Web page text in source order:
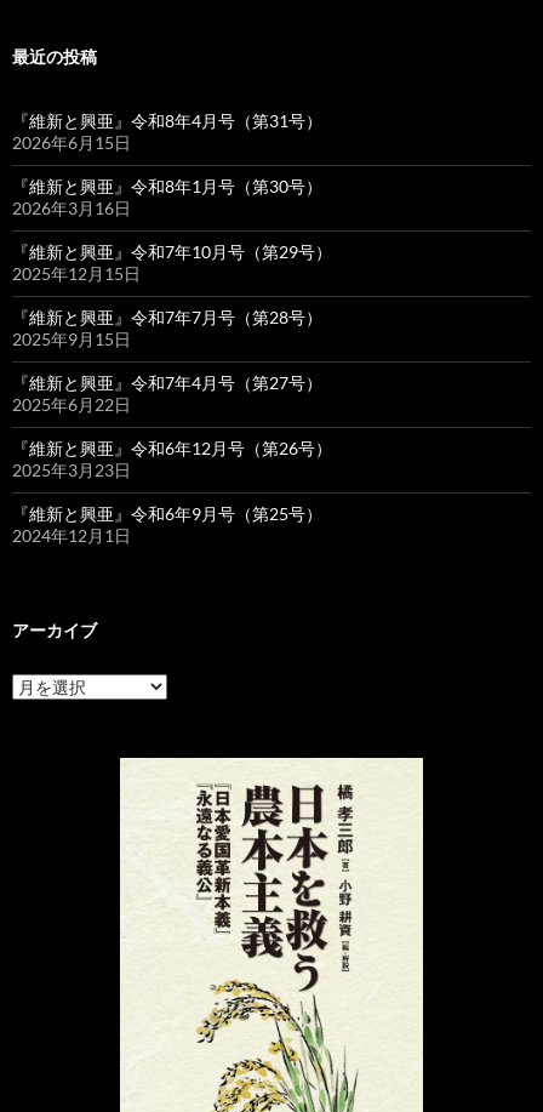
最近の投稿
『維新と興亜』令和8年4月号（第31号）
2026年6月15日
『維新と興亜』令和8年1月号（第30号）
2026年3月16日
『維新と興亜』令和7年10月号（第29号）
2025年12月15日
『維新と興亜』令和7年7月号（第28号）
2025年9月15日
『維新と興亜』令和7年4月号（第27号）
2025年6月22日
『維新と興亜』令和6年12月号（第26号）
2025年3月23日
『維新と興亜』令和6年9月号（第25号）
2024年12月1日
アーカイブ
ア
ー